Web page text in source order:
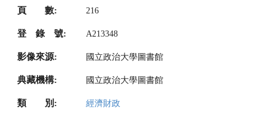
頁 數: 216
登 錄 號: A213348
影像來源: 國立政治大學圖書館
典藏機構: 國立政治大學圖書館
類 別: 經濟財政